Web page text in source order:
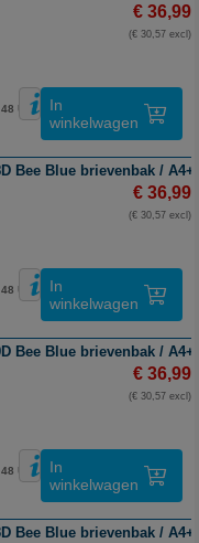
UUR
€ 36,99
(€ 30,57 excl)
In
winkelwagen
Bee Blue brievenbak /
UUR
€ 36,99
(€ 30,57 excl)
In
winkelwagen
Bee Blue brievenbak /
UUR
€ 36,99
(€ 30,57 excl)
In
winkelwagen
Bee Blue brievenbak /